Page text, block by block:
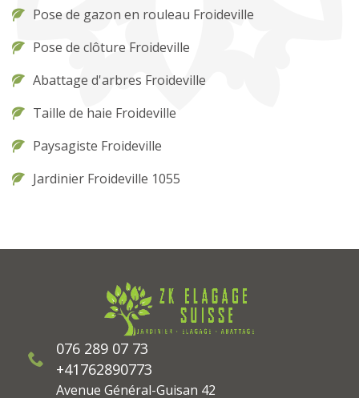
Pose de gazon en rouleau Froideville
Pose de clôture Froideville
Abattage d'arbres Froideville
Taille de haie Froideville
Paysagiste Froideville
Jardinier Froideville 1055
076 289 07 73
+41762890773
Avenue Général-Guisan 42